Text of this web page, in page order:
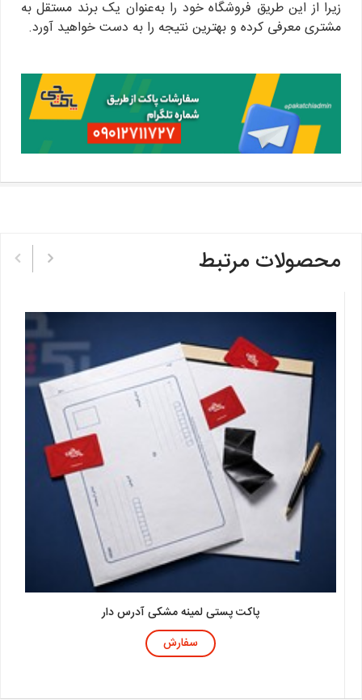
زیرا از این طریق فروشگاه خود را به‌عنوان یک برند مستقل به
مشتری معرفی کرده و بهترین نتیجه را به دست خواهید آورد.
محصولات مرتبط
پاکت پستی لمینه مشکی آدرس دار
سفارش